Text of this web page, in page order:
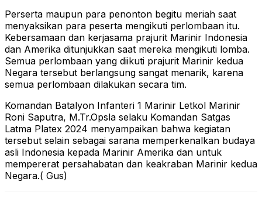
Perserta maupun para penonton begitu meriah saat
menyaksikan para peserta mengikuti perlombaan itu.
Kebersamaan dan kerjasama prajurit Marinir Indonesia
dan Amerika ditunjukkan saat mereka mengikuti lomba.
Semua perlombaan yang diikuti prajurit Marinir kedua
Negara tersebut berlangsung sangat menarik, karena
semua perlombaan dilakukan secara tim.
Komandan Batalyon Infanteri 1 Marinir Letkol Marinir
Roni Saputra, M.Tr.Opsla selaku Komandan Satgas
Latma Platex 2024 menyampaikan bahwa kegiatan
tersebut selain sebagai sarana memperkenalkan budaya
asli Indonesia kepada Marinir Amerika dan untuk
mempererat persahabatan dan keakraban Marinir kedua
Negara.( Gus)